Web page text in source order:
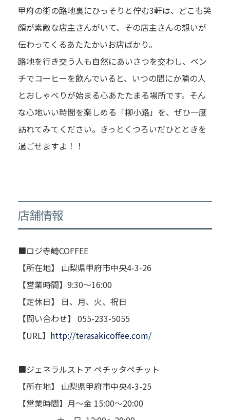
甲府の街の路地裏にひっそりと佇む3軒は、どこも笑
顔が素敵な店主さんがいて、その店主さんの想いが
伝わってくるあたたかいお店ばかり。
路地を行き交う人も自然にあいさつを交わし、ベン
チでコーヒーを飲んでいると、いつの間にか隣の人
とおしゃべりが始まる心あたたまる場所です。そん
な心地いい時間を楽しめる「柳小路」を、ぜひ一度
訪れてみてください。きっとくつろいだひとときを
過ごせますよ！！
店舗情報
■ロジ寺崎COFFEE
【所在地】 山梨県甲府市中央4-3-26
【営業時間】9:30～16:00
【定休日】 日、月、火、祝日
【問い合わせ】 055-233-5055
【URL】 http://terasakicoffee.com/
■ジェネラルストア ペチッタペチット
【所在地】 山梨県甲府市中央4-3-25
【営業時間】月～金 15:00～20:00